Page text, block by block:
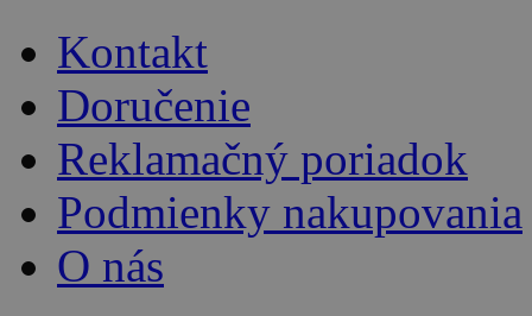
Kontakt
Doručenie
Reklamačný poriadok
Podmienky nakupovania
O nás